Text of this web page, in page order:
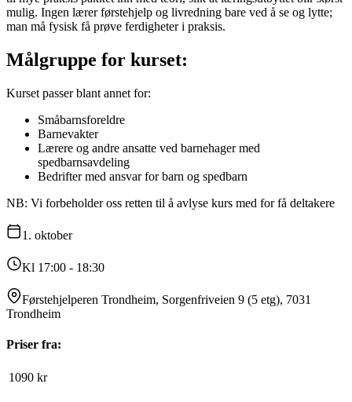
mulig. Ingen lærer førstehjelp og livredning bare ved å se og lytte;
man må fysisk få prøve ferdigheter i praksis.
Målgruppe for kurset:
Kurset passer blant annet for:
Småbarnsforeldre
Barnevakter
Lærere og andre ansatte ved barnehager med
spedbarnsavdeling
Bedrifter med ansvar for barn og spedbarn
NB: Vi forbeholder oss retten til å avlyse kurs med for få deltakere
1. oktober
Kl 17:00 - 18:30
Førstehjelperen Trondheim, Sorgenfriveien 9 (5 etg), 7031
Trondheim
Priser fra:
1090 kr